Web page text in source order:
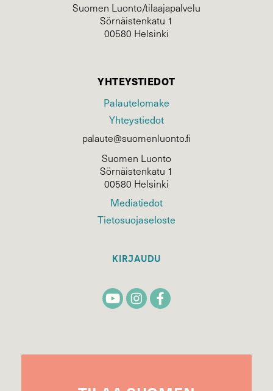
Suomen Luonto/tilaajapalvelu
Sörnäistenkatu 1
00580 Helsinki
YHTEYSTIEDOT
Palautelomake
Yhteystiedot
palaute@suomenluonto.fi
Suomen Luonto
Sörnäistenkatu 1
00580 Helsinki
Mediatiedot
Tietosuojaseloste
KIRJAUDU